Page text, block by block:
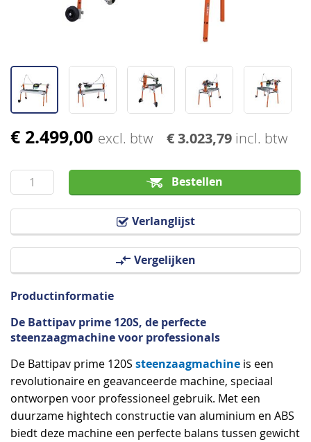
€ 2.499,00 excl. btw € 3.023,79 incl. btw
Bestellen
Verlanglijst
Vergelijken
Ga
het
begin
afbeeldingen-
gallerij
Productinformatie
De Battipav prime 120S, de perfecte
steenzaagmachine voor professionals
De Battipav prime 120S steenzaagmachine is een
revolutionaire en geavanceerde machine, speciaal
ontworpen voor professioneel gebruik. Met een
duurzame hightech constructie van aluminium en ABS
biedt deze machine een perfecte balans tussen gewicht